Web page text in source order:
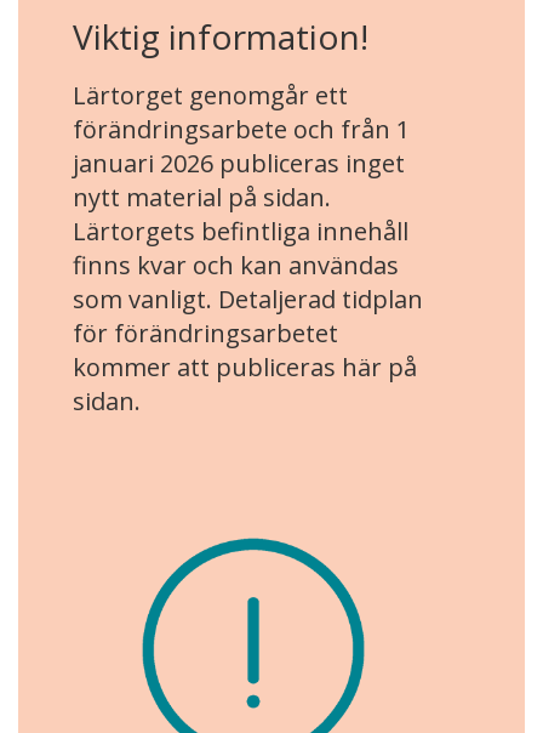
Viktig information!
Lärtorget genomgår ett
förändringsarbete och från 1
januari 2026 publiceras inget
nytt material på sidan.
Lärtorgets befintliga innehåll
finns kvar och kan användas
som vanligt. Detaljerad tidplan
för förändringsarbetet
kommer att publiceras här på
sidan.